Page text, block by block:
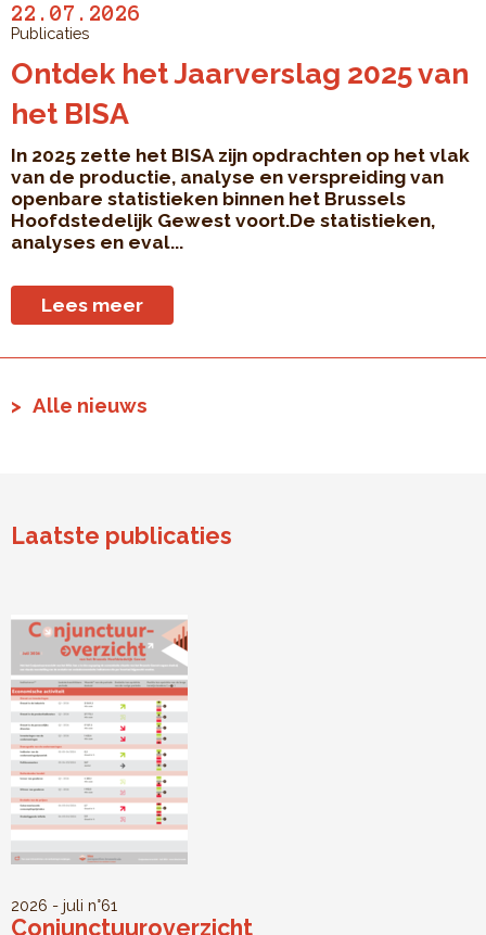
22.07.2026
Publicaties
Ontdek het Jaarverslag 2025 van
het BISA
In 2025 zette het BISA zijn opdrachten op het vlak
van de productie, analyse en verspreiding van
openbare statistieken binnen het Brussels
Hoofdstedelijk Gewest voort.De statistieken,
analyses en eval...
Lees meer
Alle nieuws
Laatste publicaties
2026 - juli n°61
Conjunctuuroverzicht